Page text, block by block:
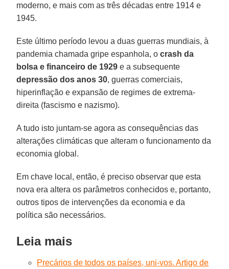
moderno, e mais com as três décadas entre 1914 e
1945.
Este último período levou a duas guerras mundiais, à
pandemia chamada gripe espanhola, ocrash da
bolsa e financeiro de 1929 e a subsequente
depressão dos anos 30, guerras comerciais,
hiperinflação e expansão de regimes de extrema-
direita (fascismo e nazismo).
A tudo isto juntam-se agora as consequências das
alterações climáticas que alteram o funcionamento da
economia global.
Em chave local, então, é preciso observar que esta
nova era altera os parâmetros conhecidos e, portanto,
outros tipos de intervenções da economia e da
política são necessários.
Leia mais
Precários de todos os países, uni-vos. Artigo de